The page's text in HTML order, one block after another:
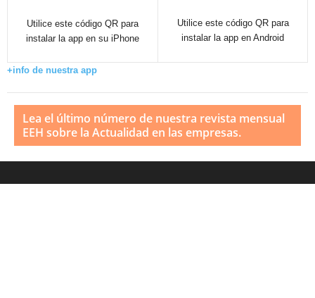
Utilice este código QR para
instalar la app en su iPhone
Utilice este código QR para
instalar la app en Android
+info de nuestra app
Lea el último número de nuestra revista mensual
EEH sobre la Actualidad en las empresas.